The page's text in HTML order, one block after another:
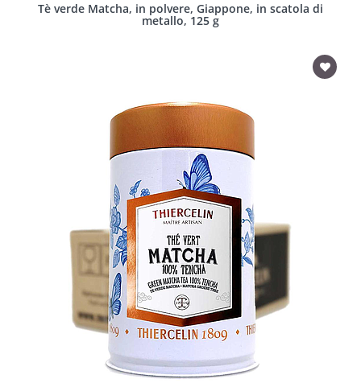
Tè verde Matcha, in polvere, Giappone, in scatola di
metallo, 125 g